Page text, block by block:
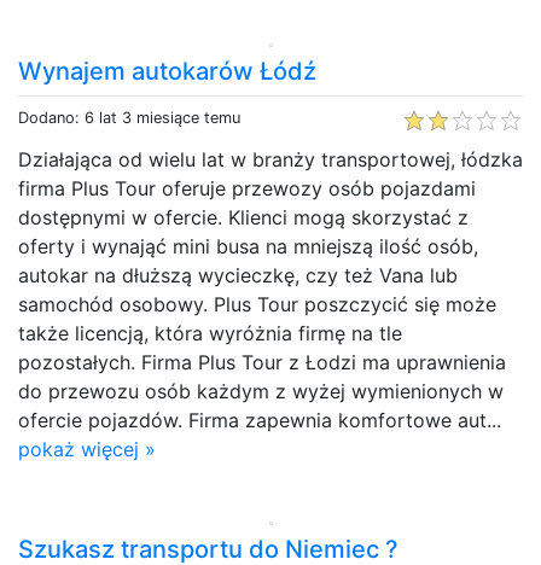
Wynajem autokarów Łódź
Dodano: 6 lat 3 miesiące temu
Działająca od wielu lat w branży transportowej, łódzka
firma Plus Tour oferuje przewozy osób pojazdami
dostępnymi w ofercie. Klienci mogą skorzystać z
oferty i wynająć mini busa na mniejszą ilość osób,
autokar na dłuższą wycieczkę, czy też Vana lub
samochód osobowy. Plus Tour poszczycić się może
także licencją, która wyróżnia firmę na tle
pozostałych. Firma Plus Tour z Łodzi ma uprawnienia
do przewozu osób każdym z wyżej wymienionych w
ofercie pojazdów. Firma zapewnia komfortowe aut...
pokaż więcej »
Szukasz transportu do Niemiec ?